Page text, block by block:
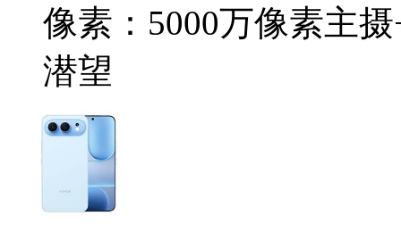
像素： 5000万像素主
潜望